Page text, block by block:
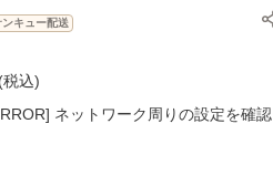
ンキュー配送
税込)
ネットワーク周りの設定を確認